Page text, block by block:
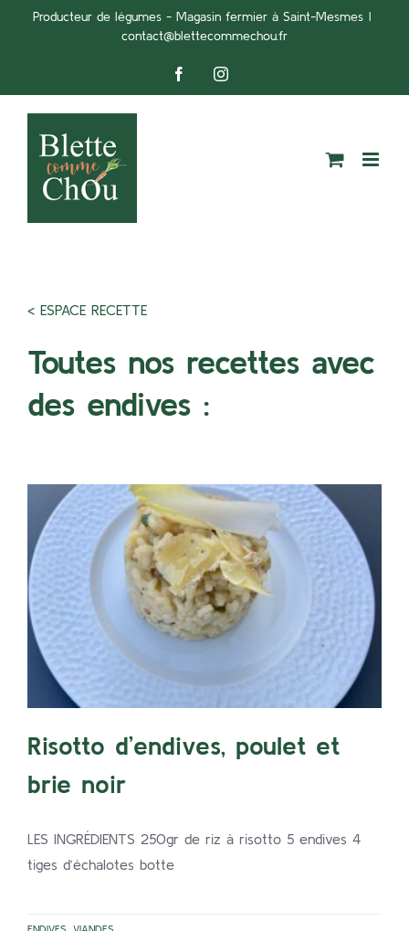
PasserProducteur de légumes - Magasin fermier à Saint-Mesmes |
contact@blettecommechou.fr
FacebookInstagram
< ESPACE RECETTE
Toutes nos recettes avec
des endives :
Risotto d’endives, poulet et
brie noir
Risotto d’endives, poulet et
brie noir
LES INGRÉDIENTS 250gr de riz à risotto 5 endives 4
tiges d’échalotes botte
ENDIVES
VIANDES